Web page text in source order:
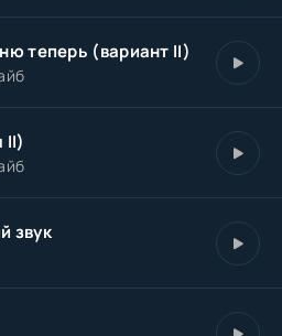
теперь (вариант II)
II)
звук